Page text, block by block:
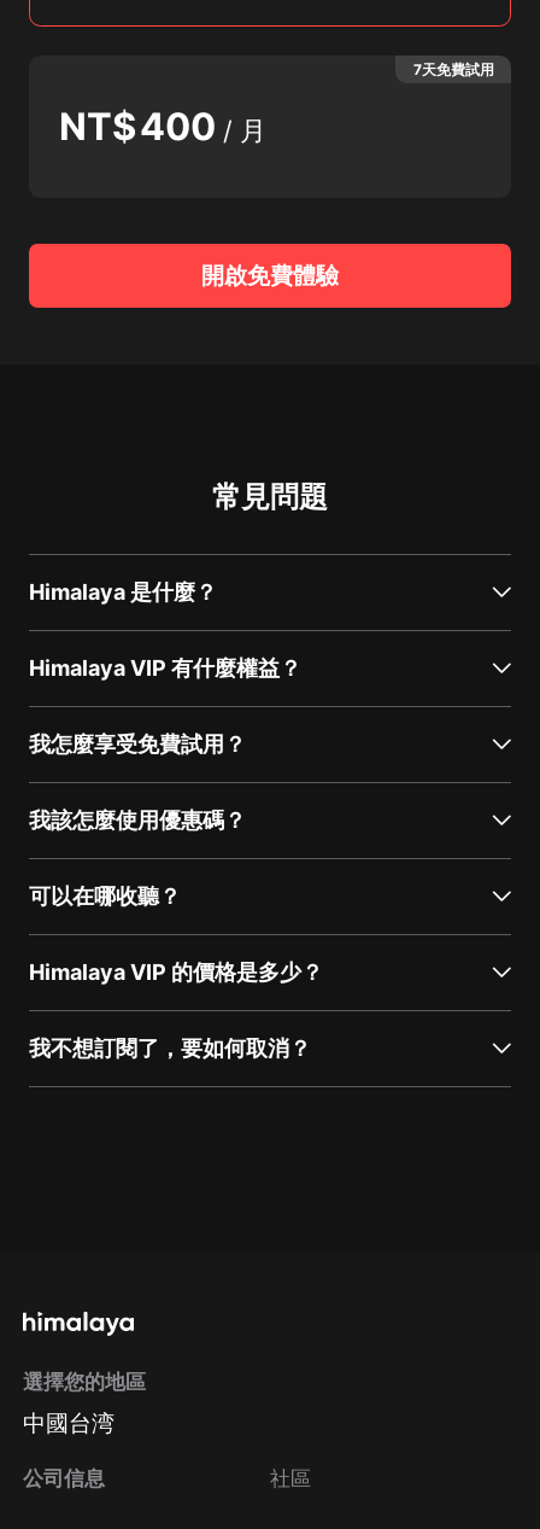
NT$400 / 月
7天免費試用
開啟免費體驗
常見問題
Himalaya 是什麼？
Himalaya VIP 有什麼權益？
我怎麼享受免費試用？
我該怎麼使用優惠碼？
可以在哪收聽？
Himalaya VIP 的價格是多少？
我不想訂閱了，要如何取消？
選擇您的地區
中國台湾
公司信息 社區